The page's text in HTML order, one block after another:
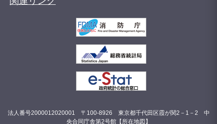
法人番号2000012020001 〒100-8926 東京都千代田区霞が関2－1－2 中
央合同庁舎第2号館【 所在地図 】